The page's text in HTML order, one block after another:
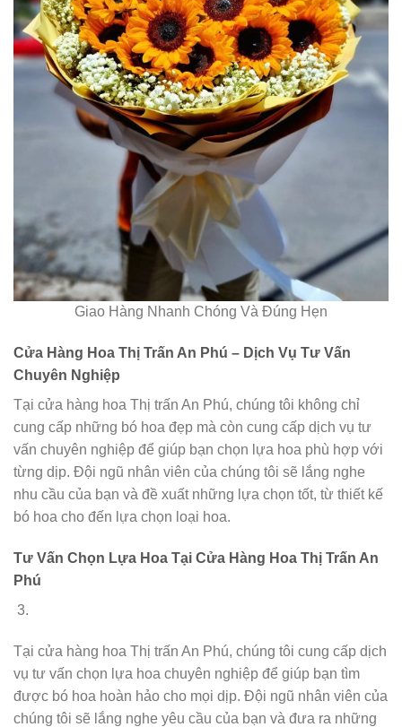
Giao Hàng Nhanh Chóng Và Đúng Hẹn
Cửa Hàng Hoa Thị Trấn An Phú – Dịch Vụ Tư Vấn
Chuyên Nghiệp
Tại cửa hàng hoa Thị trấn An Phú, chúng tôi không chỉ
cung cấp những bó hoa đẹp mà còn cung cấp dịch vụ tư
vấn chuyên nghiệp để giúp bạn chọn lựa hoa phù hợp với
từng dịp. Đội ngũ nhân viên của chúng tôi sẽ lắng nghe
nhu cầu của bạn và đề xuất những lựa chọn tốt, từ thiết kế
bó hoa cho đến lựa chọn loại hoa.
Tư Vấn Chọn Lựa Hoa Tại Cửa Hàng Hoa Thị Trấn An
Phú
Tại cửa hàng hoa Thị trấn An Phú, chúng tôi cung cấp dịch
vụ tư vấn chọn lựa hoa chuyên nghiệp để giúp bạn tìm
được bó hoa hoàn hảo cho mọi dịp. Đội ngũ nhân viên của
chúng tôi sẽ lắng nghe yêu cầu của bạn và đưa ra những